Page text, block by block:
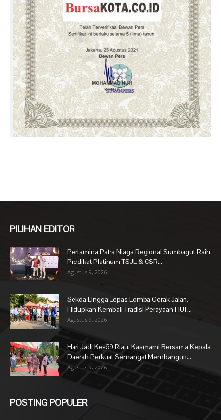
PILIHAN EDITOR
Pertamina Patra Niaga Regional Sumbagut Raih
Predikat Platinum TSJL & CSR...
Agustus 9, 2026
Sekda Lingga Lepas Lomba Gerak Jalan,
Hidupkan Kembali Tradisi Perayaan HUT...
Agustus 9, 2026
Hari Jadi Ke-69 Riau, Kasmarni Bersama Kepala
Daerah Perkuat Semangat Membangun...
Agustus 9, 2026
POSTING POPULER